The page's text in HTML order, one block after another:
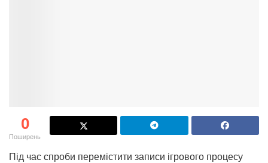
0
Поширень
Під час спроби перемістити записи ігрового процесу